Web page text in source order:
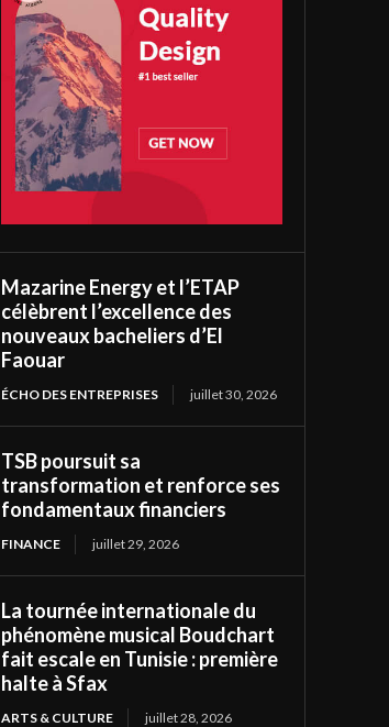
Mazarine Energy et l’ETAP
célèbrent l’excellence des
nouveaux bacheliers d’El
Faouar
ÉCHO DES ENTREPRISES juillet 30, 2026
TSB poursuit sa
transformation et renforce ses
fondamentaux financiers
FINANCE juillet 29, 2026
La tournée internationale du
phénomène musical Boudchart
fait escale en Tunisie : première
halte à Sfax
ARTS & CULTURE juillet 28, 2026